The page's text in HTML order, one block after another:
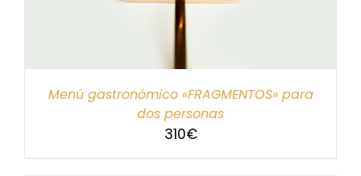
Menú gastronómico «FRAGMENTOS» para
dos personas
310€